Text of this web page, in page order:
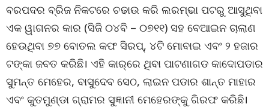
ବରପଦର ବ୍ରିଜ ନିକଟରେ ଚଢାଉ କରି ଲରମ୍ଭା ପଟରୁ ଆସୁଥିବା
ଏକ ୱାଗନର କାର (ସିଜି ୦୪ବି – ୦୭୧୧) ସହ ବେଆଇନ ଚାଲାଣ
ହେଉଥିବା ୭୭ ବୋତଲ କଫ ସିରପ୍‌, ୪ଟି ମୋବାଇ ଏବଂ ୨ ହଜାର
ଟଙ୍କା ଜବତ କରିଛି। ଏହି କାର୍‌ରେ ଥିବା ପାଟଣାଗଡ କାଦୋପଡାର
ସୁମନ୍ତ ମେହେର, ବାସୁଦେବ ସେଠ, ଲାଇନ ପଡାର ଶାନ୍ତ ମାହାର
ଏବଂ କୁତମୁଣ୍ଡା ଗ୍ରାମର ସୁଜ୍ଞାନୀ ମେହେରଙ୍କୁ ଗିରଫ କରିଛି।